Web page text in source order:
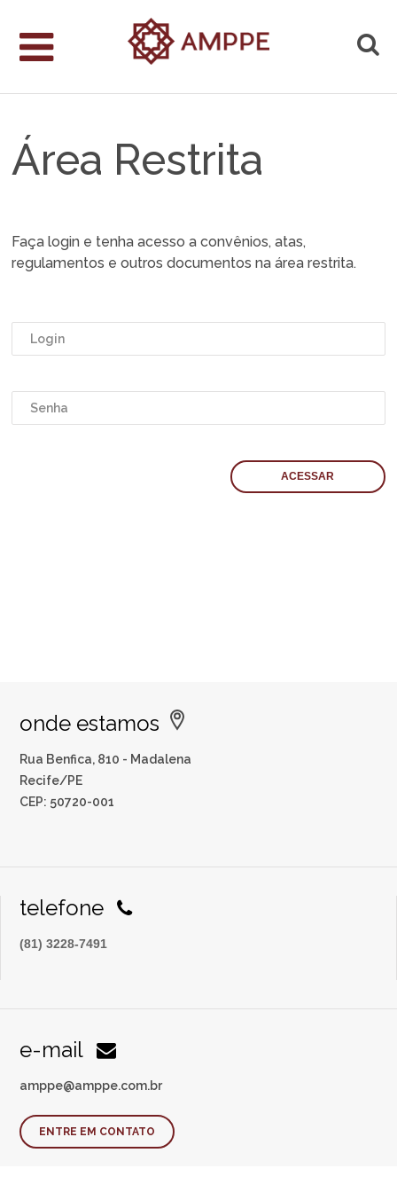
Área Restrita
Faça login e tenha acesso a convênios, atas,
regulamentos e outros documentos na área restrita.
onde estamos
Rua Benfica, 810 - Madalena
Recife/PE
CEP: 50720-001
telefone
(81) 3228-7491
e-mail
amppe@amppe.com.br
ENTRE EM CONTATO